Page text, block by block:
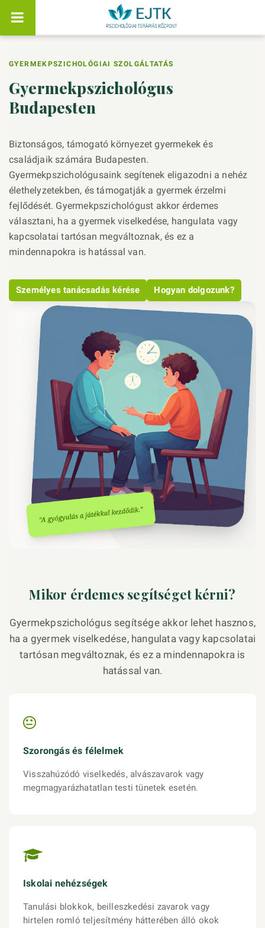
GYERMEKPSZICHOLÓGIAI SZOLGÁLTATÁS
Gyermekpszichológus
Budapesten
Biztonságos, támogató környezet gyermekek és
családjaik számára Budapesten.
Gyermekpszichológusaink segítenek eligazodni a nehéz
élethelyzetekben, és támogatják a gyermek érzelmi
fejlődését. Gyermekpszichológust akkor érdemes
választani, ha a gyermek viselkedése, hangulata vagy
kapcsolatai tartósan megváltoznak, és ez a
mindennapokra is hatással van.
Személyes tanácsadás kérése Hogyan dolgozunk?
Mikor érdemes segítséget kérni?
Gyermekpszichológus segítsége akkor lehet hasznos,
ha a gyermek viselkedése, hangulata vagy kapcsolatai
tartósan megváltoznak, és ez a mindennapokra is
hatással van.
Szorongás és félelmek
Visszahúzódó viselkedés, alvászavarok vagy
megmagyarázhatatlan testi tünetek esetén.
Iskolai nehézségek
Tanulási blokkok, beilleszkedési zavarok vagy
hirtelen romló teljesítmény hátterében álló okok